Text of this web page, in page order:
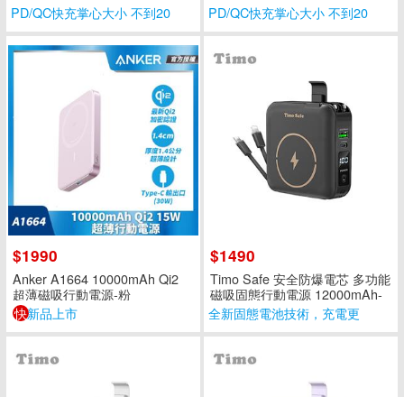
PD/QC快充掌心大小 不到20
0g
PD/QC快充掌心大小 不到20
0g
$1990
Anker A1664 10000mAh Qi2
超薄磁吸行動電源-粉
快新品上市
$1490
Timo Safe 安全防爆電芯 多功能
磁吸固態行動電源 12000mAh-
星辰黑
全新固態電池技術，充電更
安心